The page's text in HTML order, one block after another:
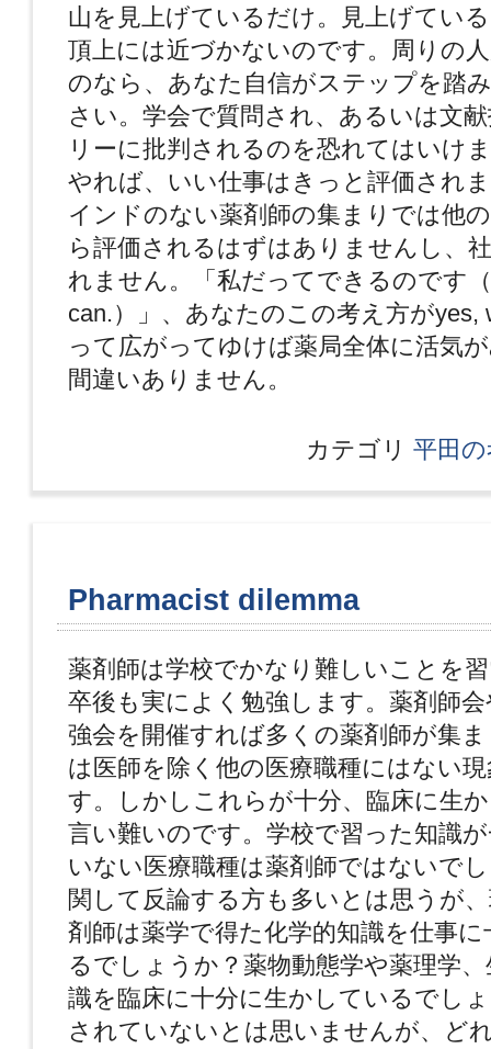
山を見上げているだけ。見上げてい
頂上には近づかないのです。周りの
のなら、あなた自信がステップを踏
さい。学会で質問され、あるいは文
リーに批判されるのを恐れてはいけ
やれば、いい仕事はきっと評価され
インドのない薬剤師の集まりでは他
ら評価されるはずはありませんし、
れません。「私だってできるのです
can.）」、あなたのこの考え方がyes,
って広がってゆけば薬局全体に活気
間違いありません。
カテゴリ 平田
Pharmacist dilemma
薬剤師は学校でかなり難しいことを
卒後も実によく勉強します。薬剤師
強会を開催すれば多くの薬剤師が集
は医師を除く他の医療職種にはない
す。しかしこれらが十分、臨床に生
言い難いのです。学校で習った知識
いない医療職種は薬剤師ではないで
関して反論する方も多いとは思うが
剤師は薬学で得た化学的知識を仕事
るでしょうか？薬物動態学や薬理学
識を臨床に十分に生かしているでし
されていないとは思いませんが、ど